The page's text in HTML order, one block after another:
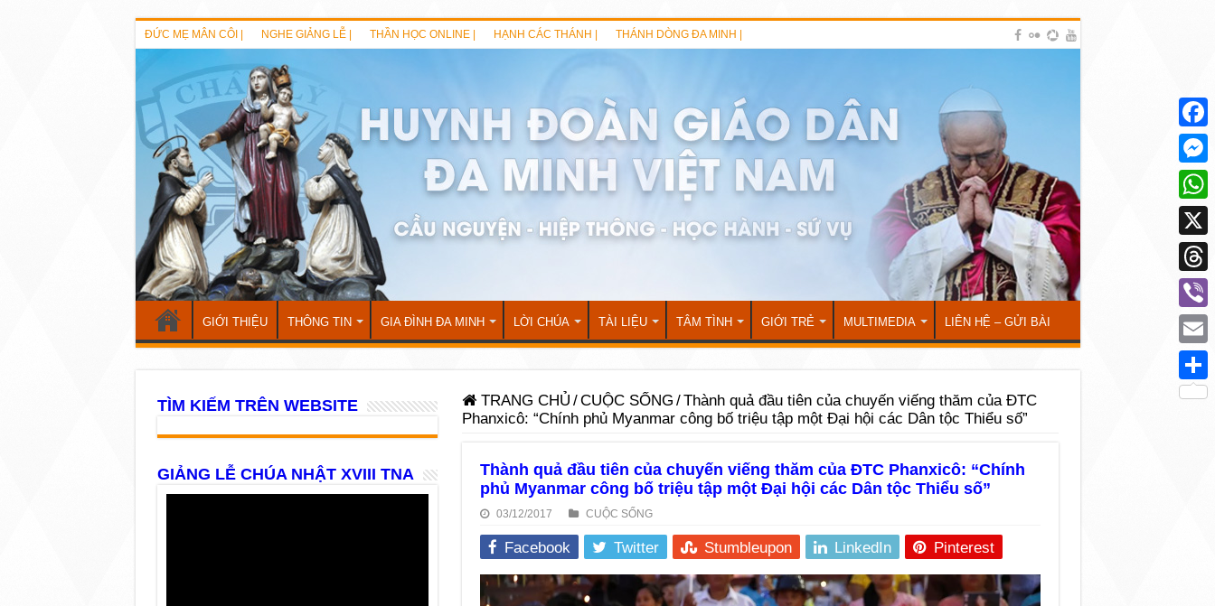
ĐỨC MẸ MÂN CÔI | NGHE GIẢNG LỄ | THẦN HỌC ONLINE | HẠNH CÁC THÁNH | THÁNH DÒNG ĐA MINH |
GIỚI THIỆU THÔNG TIN GIA ĐÌNH ĐA MINH LỜI CHÚA TÀI LIỆU TÂM TÌNH GIỚI TRẺ MULTIMEDIA LIÊN HỆ – GỬI BÀI
TRANG CHỦ /CUỘC SỐNG /Thành quả đầu tiên của chuyến viếng thăm của ĐTC
Phanxicô: “Chính phủ Myanmar công bố triệu tập một Đại hội các Dân tộc Thiểu số”
Thành quả đầu tiên của chuyến viếng thăm của ĐTC Phanxicô: “Chính
phủ Myanmar công bố triệu tập một Đại hội các Dân tộc Thiểu số”
03/12/2017 CUỘC SỐNG
Facebook Twitter Stumbleupon LinkedIn Pinterest
TÌM KIẾM TRÊN WEBSITE
GIẢNG LỄ CHÚA NHẬT XVIII TNA
X
Viber